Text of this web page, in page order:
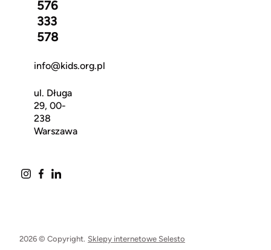
576
333
578
info@kids.org.pl
ul. Długa
29, 00-
238
Warszawa
2026 © Copyright. Sklepy internetowe Selesto